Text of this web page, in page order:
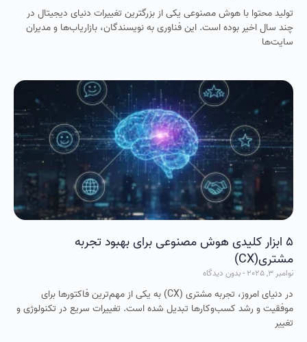
تولید محتوا با هوش مصنوعی یکی از بزرگترین تغییرات دنیای دیجیتال در
چند سال اخیر بوده است. این فناوری به نویسندگان، بازاریاب‌ها و مدیران
سایت‌ها
5 ابزار کلیدی هوش مصنوعی برای بهبود تجربه
مشتری(CX)
نوامبر 3, 2025 بدون دیدگاه
در دنیای امروز، تجربه مشتری (CX) به یکی از مهم‌ترین فاکتورها برای
موفقیت و رشد کسب‌وکارها تبدیل شده است. تغییرات سریع در تکنولوژی و
تغییر